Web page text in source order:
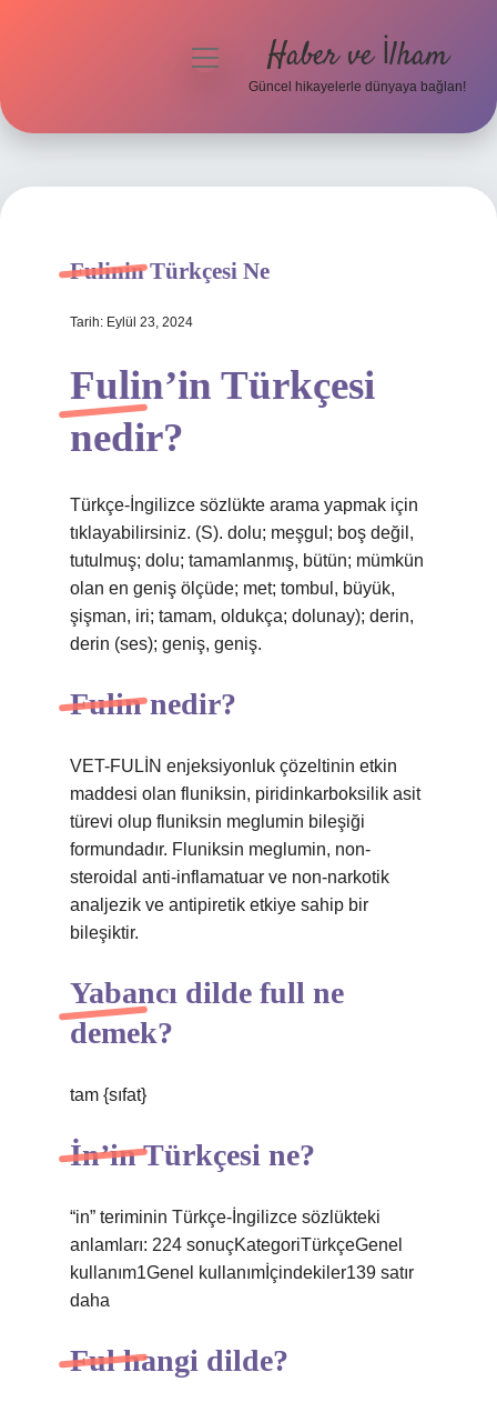
Hakkımızda
menüyü
Haber ve İlham
Güncel hikayelerle dünyaya bağlan!
Fulinin Türkçesi Ne
Tarih: Eylül 23, 2024
Fulin’in Türkçesi
nedir?
Türkçe-İngilizce sözlükte arama yapmak için
tıklayabilirsiniz. (S). dolu; meşgul; boş değil,
tutulmuş; dolu; tamamlanmış, bütün; mümkün
olan en geniş ölçüde; met; tombul, büyük,
şişman, iri; tamam, oldukça; dolunay); derin,
derin (ses); geniş, geniş.
Fulin nedir?
VET-FULİN enjeksiyonluk çözeltinin etkin
maddesi olan fluniksin, piridinkarboksilik asit
türevi olup fluniksin meglumin bileşiği
formundadır. Fluniksin meglumin, non-
steroidal anti-inflamatuar ve non-narkotik
analjezik ve antipiretik etkiye sahip bir
bileşiktir.
Yabancı dilde full ne
demek?
tam {sıfat}
İn’in Türkçesi ne?
“in” teriminin Türkçe-İngilizce sözlükteki
anlamları: 224 sonuçKategoriTürkçeGenel
kullanım1Genel kullanımİçindekiler139 satır
daha
Ful hangi dilde?